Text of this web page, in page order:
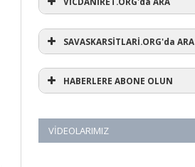
SAVASKARSİTLARİ.ORG'da ARA
HABERLERE ABONE OLUN
VIDEOLARIMIZ